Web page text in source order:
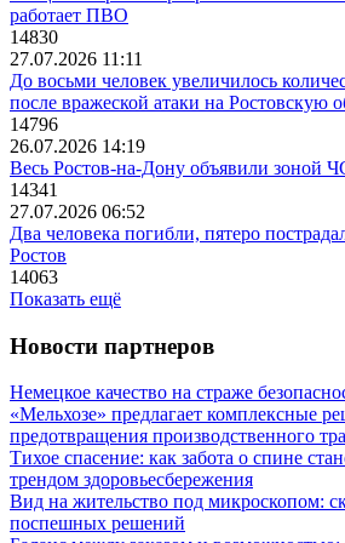
работает ПВО
14830
27.07.2026 11:11
До восьми человек увеличилось
после вражеской атаки на Ростовскую
14796
26.07.2026 14:19
Весь Ростов-на-Дону объявили зоной
14341
27.07.2026 06:52
Два человека погибли, пятеро
Ростов
14063
Показать ещё
Новости партнеров
Немецкое качество на страже
«Мельхозе» предлагает комплексные
предотвращения производственного
Тихое спасение: как забота о спине
трендом здоровьесбережения
Вид на жительство под микроскопом:
поспешных решений